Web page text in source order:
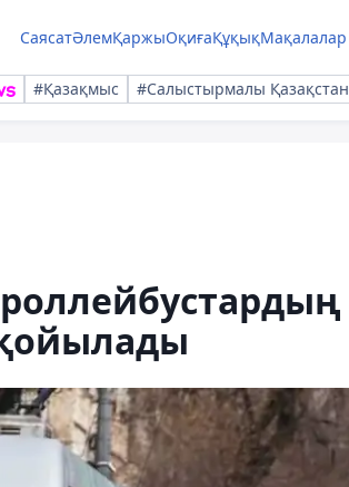
СаясатӘлемҚаржыОқиғаҚұқықМақалалар
#Қазақмыс #Салыстырмалы Қазақстан